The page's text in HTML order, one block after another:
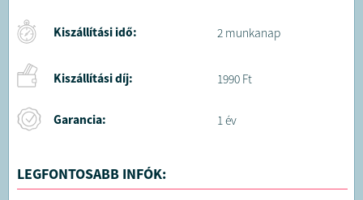
Kiszállítási idő: 2 munkanap
Kiszállítási díj: 1990 Ft
Garancia: 1 év
LEGFONTOSABB INFÓK: